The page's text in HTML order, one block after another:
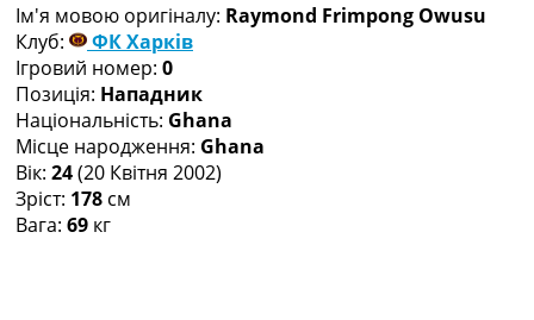
Ще Турніри >>>
Таблиці
Чемпіонат Світу. Турнирні таблиці
Таблиця УПЛ
Перша Ліга
Таблиця АПЛ
Таблиця Ла Ліги
Таблиця Ліги Чемпіонів
Всі таблиці >>>
Ім'я мовою оригіналу: Raymond Frimpong Owusu
Клуб:
ФК Харків
Ігровий номер: 0
Позиція: Нападник
Національність: Ghana
Місце народження: Ghana
Вік: 24(20 Квітня 2002)
Зріст: 178 см
Вага: 69 кг